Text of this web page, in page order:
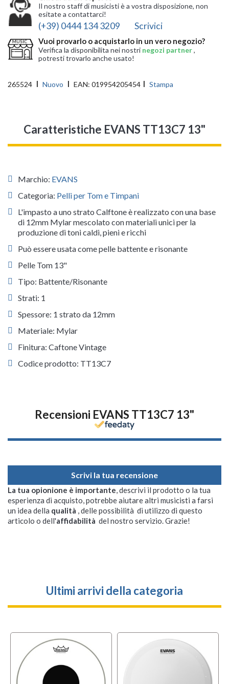
Il nostro staff di musicisti è a vostra disposizione, non
esitate a contattarci!
(+39) 0444 134 3209 Scrivici
Vuoi provarlo o acquistarlo in un vero negozio?
Verifica la disponibilita nei nostri negozi partner,
potresti trovarlo anche usato!
265524 Nuovo EAN: 019954205454 Stampa
Caratteristiche EVANS TT13C7 13"
Marchio: EVANS
Categoria: Pelli per Tom e Timpani
L'impasto a uno strato Calftone è realizzato con una base
di 12mm Mylar mescolato con materiali unici per la
produzione di toni caldi, pieni e ricchi
Può essere usata come pelle battente e risonante
Pelle Tom 13"
Tipo: Battente/Risonante
Strati: 1
Spessore: 1 strato da 12mm
Materiale: Mylar
Finitura: Caftone Vintage
Codice prodotto: TT13C7
Recensioni EVANS TT13C7 13"
Scrivi la tua recensione
La tua opionione è importante, descrivi il prodotto o la tua
esperienza di acquisto, potrebbe aiutare altri musicisti a farsi
un idea della qualità , delle possibilità di utilizzo di questo
articolo o dell'affidabilità del nostro servizio. Grazie!
Ultimi arrivi della categoria